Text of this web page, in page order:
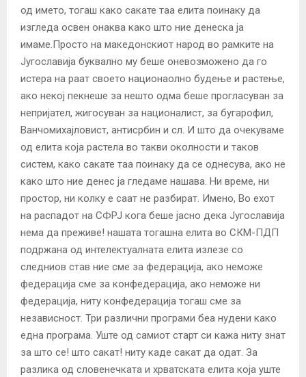
од името, тогаш како сакате таа елита поинаку да
изгледа освен онаква како што ние денеска ја
имаме.Просто на македонскиот народ во рамките на
Југославија буквално му беше оневозможено да го
истера на раат своето национаолно будење и растење,
ако некој пекнеше за нешто одма беше прогласуван за
непријател, жигосуван за националист, за бугарофил,
Ванчомихајловист, антисрбин и сл. И што да очекуваме
од елита која растела во такви околности и таков
систем, како сакате таа поинаку да се однесува, ако не
како што ние денес ја гледаме нашава. Ни време, ни
простор, ни колку е саат не разбират. Имено, Во ехот
на распадот на СФРЈ кога беше јасно дека Југославија
нема да преживе! нашата тогашна елита во СКМ-ПДП
подржана од интелектуалната елита излезе со
следниов став ние сме за федерација, ако неможе
федерација сме за конфедерација, ако неможе ни
федерација, ниту конфедерација тогаш сме за
независност. Три различни програми беа нудени како
една програма. Уште од самиот старт си кажа ниту знат
за што се! што сакат! ниту каде сакат да одат. За
разлика од словенечката и хрватската елита која уште